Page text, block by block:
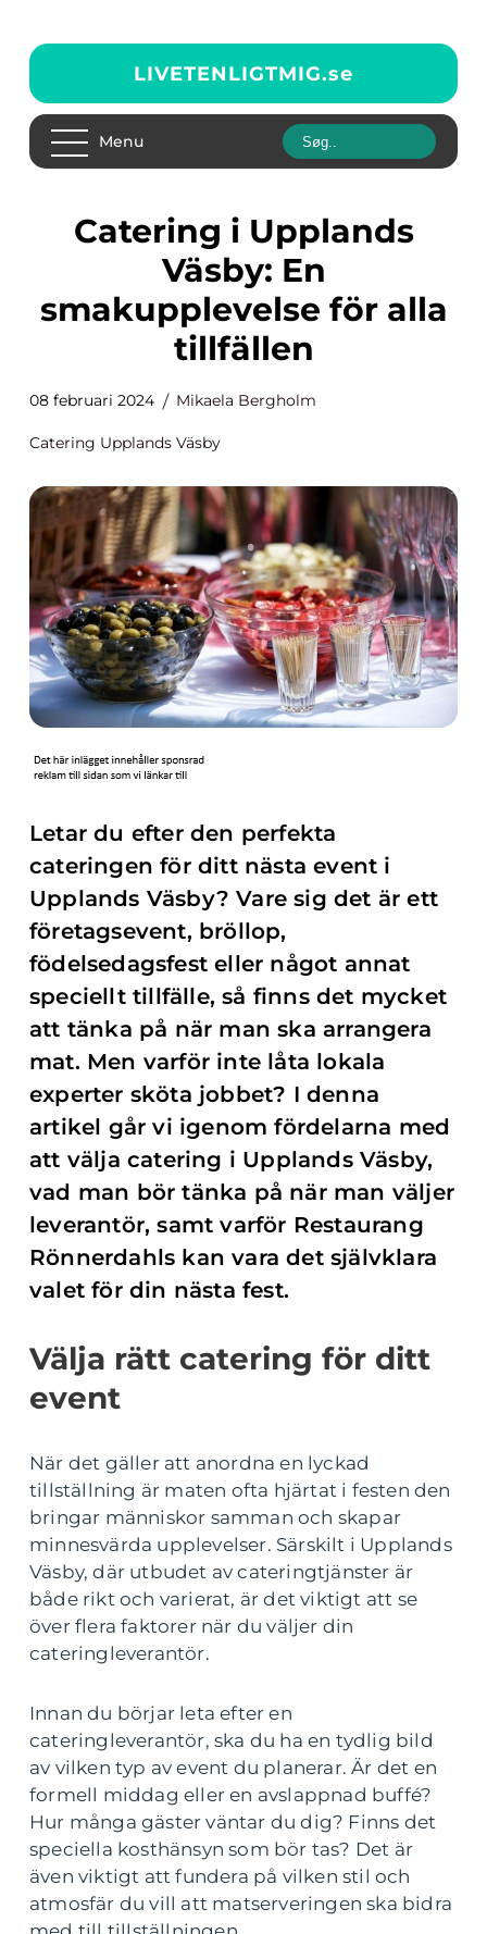
LIVETENLIGTMIG.se
Menu
Catering i Upplands
Väsby: En
smakupplevelse för alla
tillfällen
08 februari 2024 Mikaela Bergholm
Catering Upplands Väsby
Letar du efter den perfekta
cateringen för ditt nästa event i
Upplands Väsby? Vare sig det är ett
företagsevent, bröllop,
födelsedagsfest eller något annat
speciellt tillfälle, så finns det mycket
att tänka på när man ska arrangera
mat. Men varför inte låta lokala
experter sköta jobbet? I denna
artikel går vi igenom fördelarna med
att välja catering i Upplands Väsby,
vad man bör tänka på när man väljer
leverantör, samt varför Restaurang
Rönnerdahls kan vara det självklara
valet för din nästa fest.
Välja rätt catering för ditt
event
När det gäller att anordna en lyckad
tillställning är maten ofta hjärtat i festen den
bringar människor samman och skapar
minnesvärda upplevelser. Särskilt i Upplands
Väsby, där utbudet av cateringtjänster är
både rikt och varierat, är det viktigt att se
över flera faktorer när du väljer din
cateringleverantör.
Innan du börjar leta efter en
cateringleverantör, ska du ha en tydlig bild
av vilken typ av event du planerar. Är det en
formell middag eller en avslappnad buffé?
Hur många gäster väntar du dig? Finns det
speciella kosthänsyn som bör tas? Det är
även viktigt att fundera på vilken stil och
atmosfär du vill att matserveringen ska bidra